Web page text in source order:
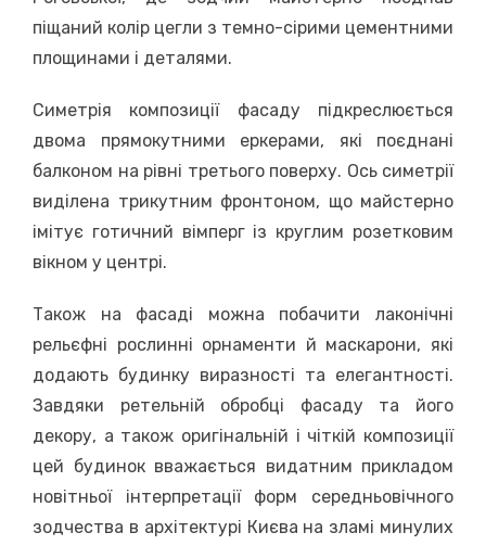
піщаний колір цегли з темно-сірими цементними
площинами і деталями.
Симетрія композиції фасаду підкреслюється
двома прямокутними еркерами, які поєднані
балконом на рівні третього поверху. Ось симетрії
виділена трикутним фронтоном, що майстерно
імітує готичний вімперг із круглим розетковим
вікном у центрі.
Також на фасаді можна побачити лаконічні
рельєфні рослинні орнаменти й маскарони, які
додають будинку виразності та елегантності.
Завдяки ретельній обробці фасаду та його
декору, а також оригінальній і чіткій композиції
цей будинок вважається видатним прикладом
новітньої інтерпретації форм середньовічного
зодчества в архітектурі Києва на зламі минулих